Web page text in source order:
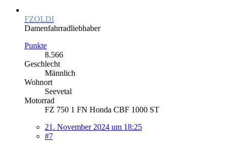
FZOLDI
Damenfahrradliebhaber
Punkte
8.566
Geschlecht
Männlich
Wohnort
Seevetal
Motorrad
FZ 750 1 FN Honda CBF 1000 ST
21. November 2024 um 18:25
#7